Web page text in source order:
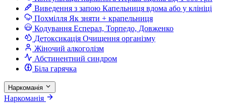
Виведення з запою Капельниця вдома або у клініці
Похмілля Як зняти + крапельниця
Кодування Есперал, Торпедо, Довженко
Детоксикація Очищення організму
Жіночий алкоголізм
Абстинентний синдром
Біла гарячка
Наркоманія
Наркоманія